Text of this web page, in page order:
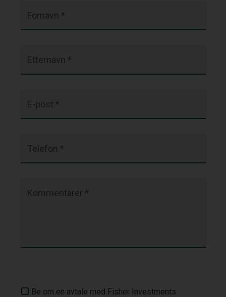
Fornavn *
Etternavn *
E-post *
Telefon *
Kommentarer *
Be om en avtale med Fisher Investments